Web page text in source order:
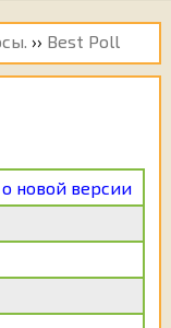
›› Best Poll
новой версии
]
]
s.ru